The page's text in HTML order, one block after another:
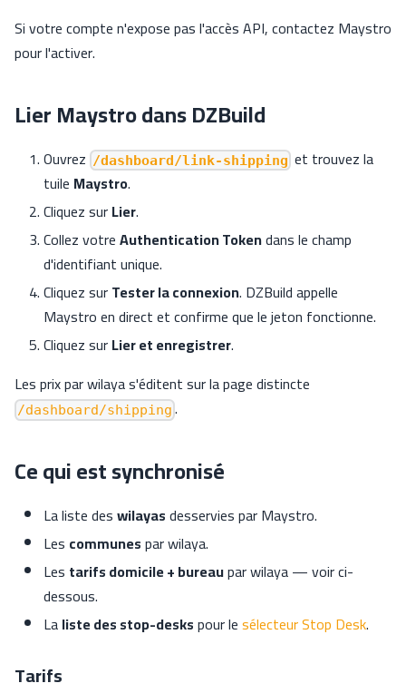
Si votre compte n'expose pas l'accès API, contactez Maystro
pour l'activer.
Lier Maystro dans DZBuild
Ouvrez /dashboard/link-shipping et trouvez la
tuile Maystro.
Cliquez surLier.
Collez votreAuthentication Tokendans le champ
d'identifiant unique.
Cliquez surTester la connexion. DZBuild appelle
Maystro en direct et confirme que le jeton fonctionne.
Cliquez surLier et enregistrer.
Les prix par wilaya s'éditent sur la page distincte
/dashboard/shipping .
Ce qui est synchronisé
La liste deswilayasdesservies par Maystro.
Les communespar wilaya.
Les tarifs domicile + bureaupar wilaya — voir ci-
dessous.
Laliste des stop-deskspour lesélecteur Stop Desk.
Tarifs